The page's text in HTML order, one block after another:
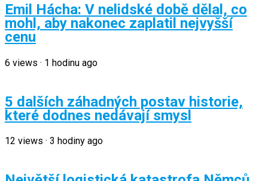
Emil Hácha: V nelidské době dělal, co
mohl, aby nakonec zaplatil nejvyšší
cenu
6 views · 1 hodinu ago
5 dalších záhadných postav historie,
které dodnes nedávají smysl
12 views · 3 hodiny ago